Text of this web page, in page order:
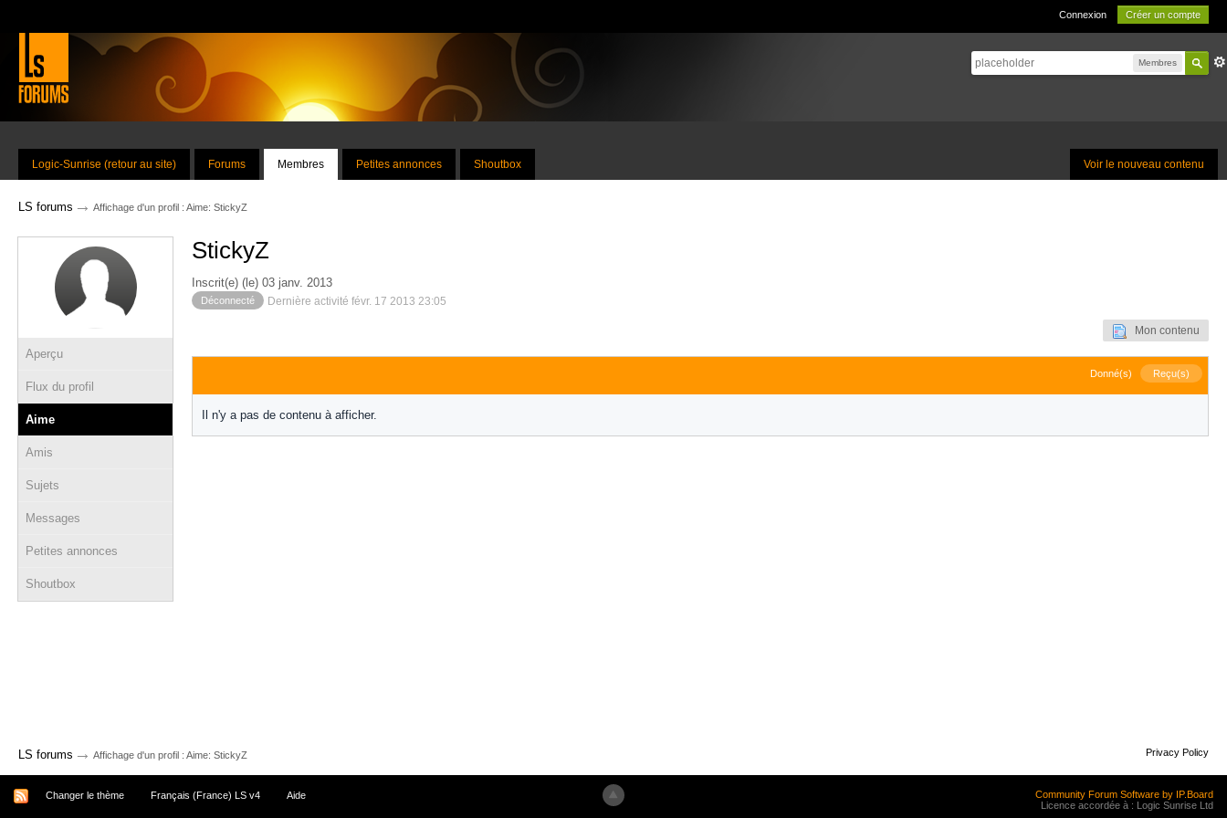
Connexion Créer un compte
Membres
Voir le nouveau contenu
Logic-Sunrise (retour au site) Forums Membres Petites annonces Shoutbox
LS forums → Affichage d'un profil : Aime: StickyZ
Aperçu
Flux du profil
Aime
Amis
Sujets
Messages
Petites annonces
Shoutbox
StickyZ
Inscrit(e) (le) 03 janv. 2013
Déconnecté Dernière activité févr. 17 2013 23:05
Mon contenu
Donné(s) Reçu(s)
Il n'y a pas de contenu à afficher.
LS forums → Affichage d'un profil : Aime: StickyZ Privacy Policy
Changer le thème Français (France) LS v4 Aide
Community Forum Software by IP.Board
Licence accordée à : Logic Sunrise Ltd